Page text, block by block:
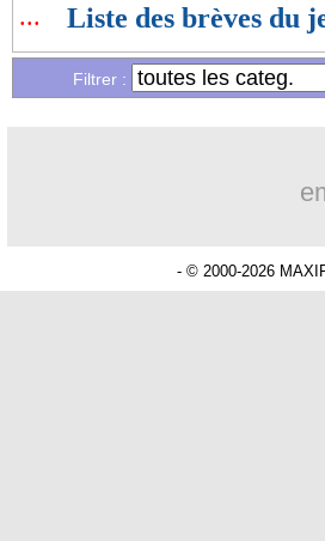
... Liste des brèves du
Filtrer :
- © 2000-2026